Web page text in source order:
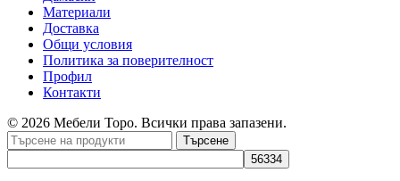
Материали
Доставка
Общи условия
Политика за поверителност
Профил
Контакти
© 2026 Мебели Торо. Всички права запазени.
Търсене